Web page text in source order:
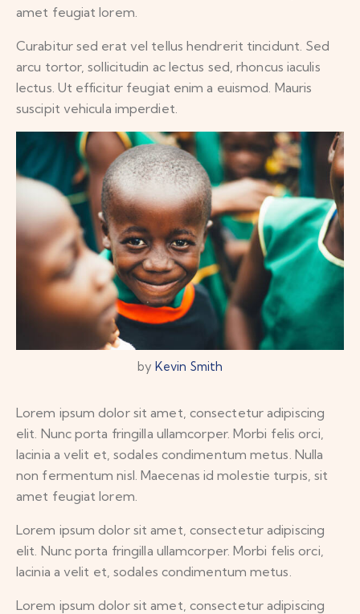
amet feugiat lorem.
Curabitur sed erat vel tellus hendrerit tincidunt. Sed
arcu tortor, sollicitudin ac lectus sed, rhoncus iaculis
lectus. Ut efficitur feugiat enim a euismod. Mauris
suscipit vehicula imperdiet.
byKevin Smith
Lorem ipsum dolor sit amet, consectetur adipiscing
elit. Nunc porta fringilla ullamcorper. Morbi felis orci,
lacinia a velit et, sodales condimentum metus. Nulla
non fermentum nisl. Maecenas id molestie turpis, sit
amet feugiat lorem.
Lorem ipsum dolor sit amet, consectetur adipiscing
elit. Nunc porta fringilla ullamcorper. Morbi felis orci,
lacinia a velit et, sodales condimentum metus.
Lorem ipsum dolor sit amet, consectetur adipiscing